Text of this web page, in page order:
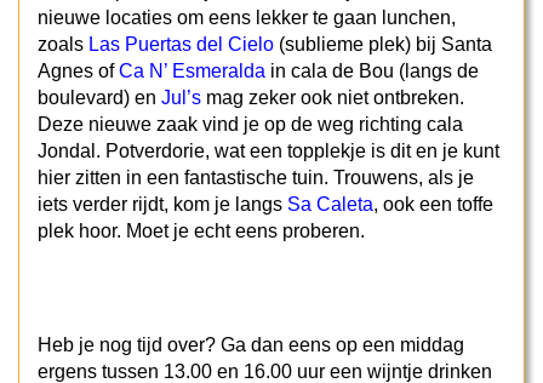
nieuwe locaties om eens lekker te gaan lunchen,
zoals Las Puertas del Cielo (sublieme plek) bij Santa
Agnes ofCa N’ Esmeralda in cala de Bou (langs de
boulevard) en Jul’s mag zeker ook niet ontbreken.
Deze nieuwe zaak vind je op de weg richting cala
Jondal. Potverdorie, wat een topplekje is dit en je kunt
hier zitten in een fantastische tuin. Trouwens, als je
iets verder rijdt, kom je langs Sa Caleta, ook een toffe
plek hoor. Moet je echt eens proberen.
Heb je nog tijd over? Ga dan eens op een middag
ergens tussen 13.00 en 16.00 uur een wijntje drinken